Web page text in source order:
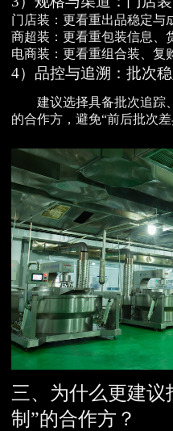
门店装：更看重出品稳定与
商超装：更看重包装信息、
电商装：更看重组合装、复
4）品控与追溯：批次
建议选择具备批次追踪
的合作方，避免“前后批次差
三、为什么更建议
制”的合作方？